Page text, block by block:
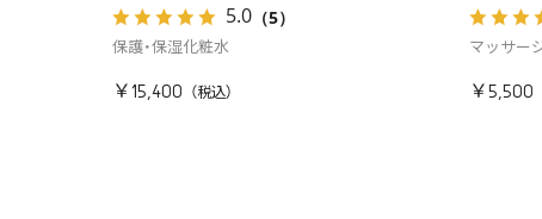
5.0（5）
保護・保湿化粧水
￥15,400
マッサー
￥5,500